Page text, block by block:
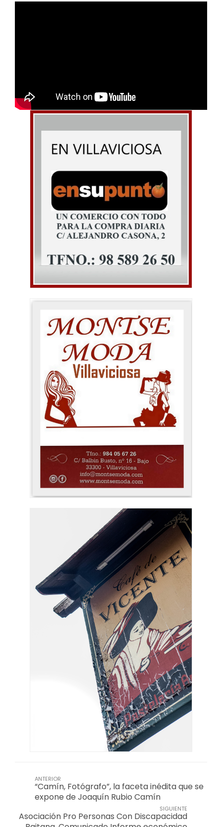
ANTERIOR
“Camín, Fotógrafo”, la faceta inédita que se
expone de Joaquín Rubio Camín
SIGUIENTE
Asociación Pro Personas Con Discapacidad